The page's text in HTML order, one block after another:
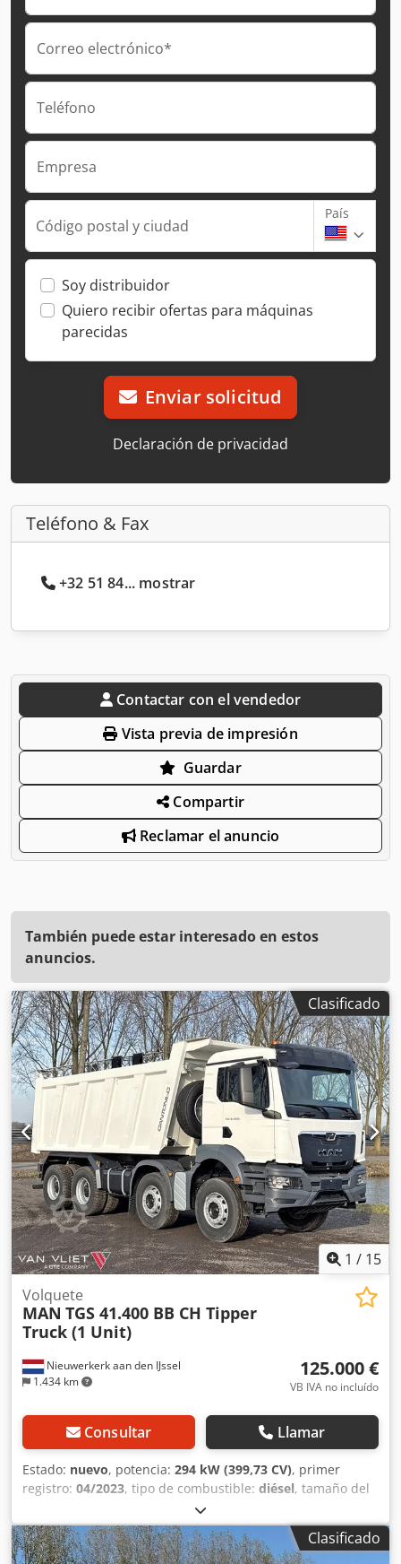
Correo electrónico*
Teléfono
Empresa
Código postal y ciudad
País
Soy distribuidor
Quiero recibir ofertas para máquinas
parecidas
Enviar solicitud
Declaración de privacidad
Teléfono & Fax
+32 51 84... mostrar
Contactar con el vendedor
Vista previa de impresión
Guardar
Compartir
Reclamar el anuncio
También puede estar interesado en estos
anuncios.
Clasificado
1 / 15
Nieuwerkerk aan den IJssel
1.434 km
Volquete
MAN TGS 41.400 BB CH Tipper
Truck (1 Unit)
125.000 €
VB IVA no incluído
Consultar Llamar
Estado: nuevo, potencia: 294 kW (399,73 CV), primer
registro: 04/2023, tipo de combustible: diésel, tamaño del
, configuración de ejes:
distancia entre ejes:2.510 mm, combustible:diésel,
capacidad del depósito de combustible:300 l, color:
Clasificado